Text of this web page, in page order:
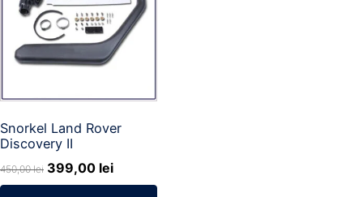
Snorkel Land Rover
Discovery II
450,00lei Prețul
inițial
399,00 leiPrețul
curent